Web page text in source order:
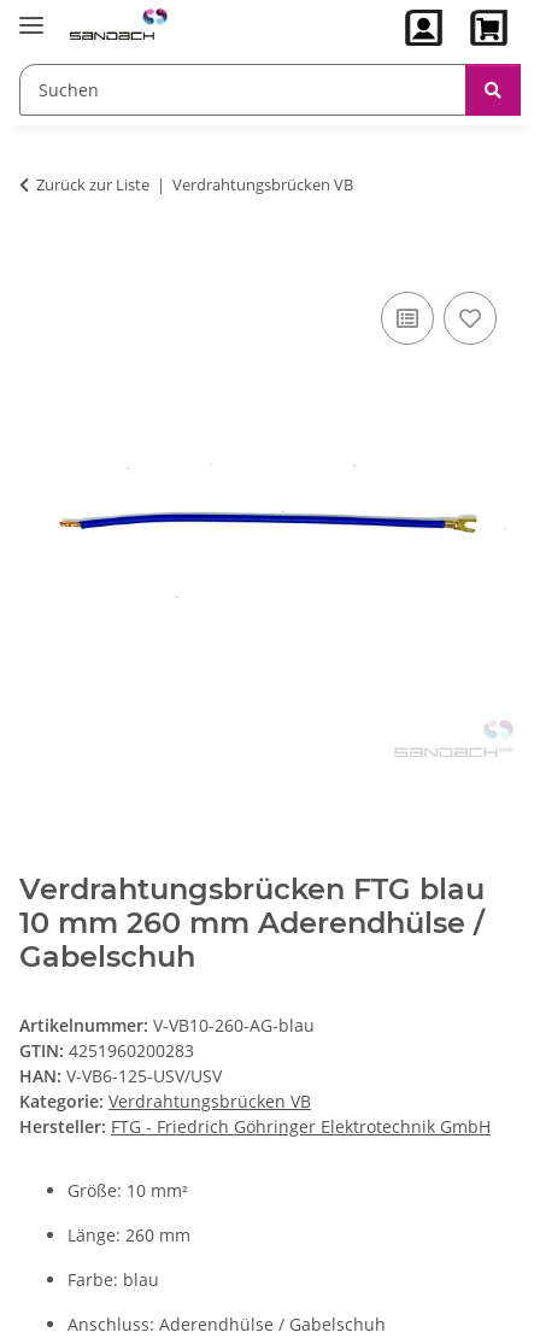
Zurück zur Liste Verdrahtungsbrücken VB
Verdrahtungsbrücken FTG blau
10 mm 260 mm Aderendhülse /
Gabelschuh
Artikelnummer: V-VB10-260-AG-blau
GTIN: 4251960200283
HAN: V-VB6-125-USV/USV
Kategorie: Verdrahtungsbrücken VB
Hersteller: FTG - Friedrich Göhringer Elektrotechnik GmbH
Größe: 10 mm²
Länge: 260 mm
Farbe: blau
Anschluss: Aderendhülse / Gabelschuh